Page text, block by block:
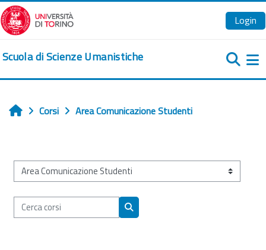
Vai al contenuto principale
Login
Scuola di Scienze Umanistiche
Home
Corsi Area Comunicazione Studenti
Categorie di corso
Cerca corsi
Cerca corsi